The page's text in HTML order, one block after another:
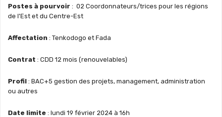
Postes à pourvoir : 02 Coordonnateurs/trices pour les régions
de l'Est et du Centre-Est
Affectation : Tenkodogo et Fada
Contrat : CDD 12 mois (renouvelables)
Profil : BAC+5 gestion des projets, management, administration
ou autres
Date limite : lundi 19 février 2024 à 16h